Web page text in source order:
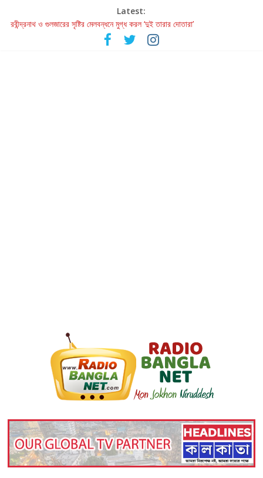
Latest:
রবীন্দ্রনাথ ও গুলজারের সৃষ্টির মেলবন্ধনে মুগ্ধ করল ‘দুই তারার দোতারা’
কলের গান থেকে রীলস্ — বাঙালির গান শোনার বিবর্তনের গল্প
জগন্নাথমঙ্গলম্ — বাংলায় প্রথমবার মঞ্চে এবার রথযাত্রার উদযাপন